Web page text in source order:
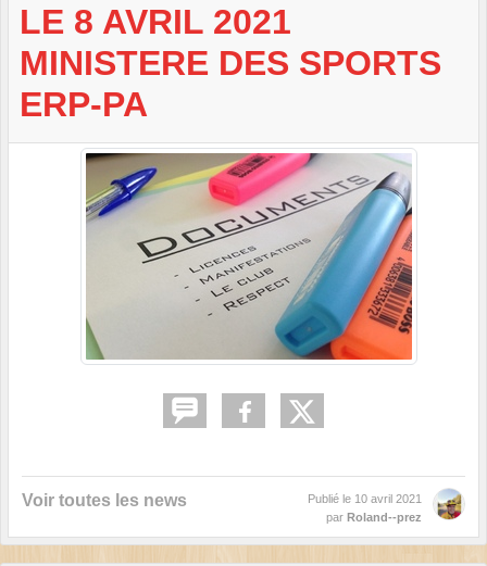
LE 8 AVRIL 2021
MINISTERE DES SPORTS
ERP-PA
Voir toutes les news Publié le 10 avril 2021
par Roland--prez